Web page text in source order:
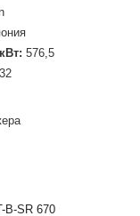
576,5
B-SR 670